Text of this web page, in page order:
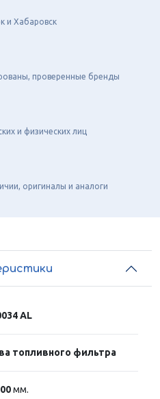
и Хабаровск
проверенные бренды
и физических лиц
оригиналы и аналоги
AL
топливного фильтра
мм.